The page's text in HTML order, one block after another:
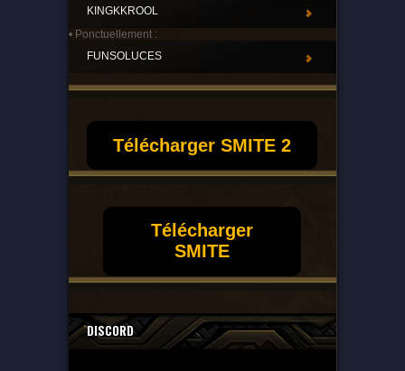
KINGKKROOL
• Ponctuellement :
FUNSOLUCES
Télécharger SMITE 2
Télécharger
SMITE
DISCORD